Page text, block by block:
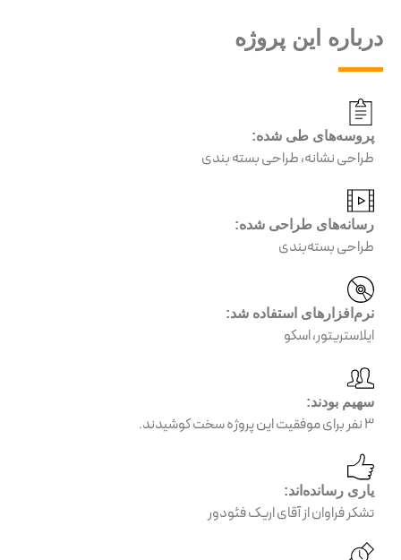
درباره این پروژه
پروسه‌‌های طی شده:
طراحی نشانه، طراحی بسته بندی
رسانه‌های طراحی شده:
طراحی بسته‌بندی
نرم‌افزارهای استفاده شد:
ایلاستریتور، اسکو
سهیم بودند:
۳ نفر برای موفقیت این پروژه سخت کوشیدند.
یاری رسانده‌اند:
تشکر فراوان از آقای اریک فئودور